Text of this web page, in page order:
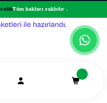
Tüm hakları saklıdır .
e-
hazırlandı.